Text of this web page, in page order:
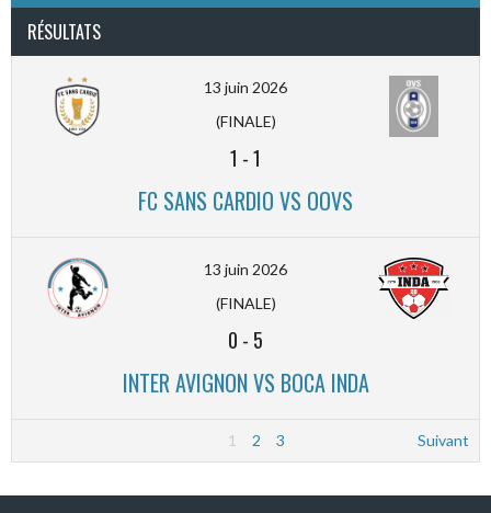
RÉSULTATS
13 juin 2026
(FINALE)
1 -1
FC SANS CARDIO VS OOVS
13 juin 2026
(FINALE)
0 - 5
INTER AVIGNON VS BOCA INDA
1 2 3 Suivant